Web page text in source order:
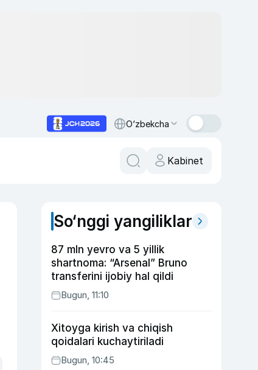
O‘zbekcha
Kabinet
So‘nggi yangiliklar
87 mln yevro va 5 yillik
shartnoma: “Arsenal” Bruno
transferini ijobiy hal qildi
Bugun, 11:10
Xitoyga kirish va chiqish
qoidalari kuchaytiriladi
Bugun, 10:45